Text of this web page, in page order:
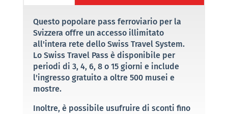
Questo popolare pass ferroviario per la
Svizzera offre un accesso illimitato
all'intera rete dello Swiss Travel System.
Lo Swiss Travel Pass è disponibile per
periodi di 3, 4, 6, 8 o 15 giorni e include
l'ingresso gratuito a oltre 500 musei e
mostre.
Inoltre, è possibile usufruire di sconti fino